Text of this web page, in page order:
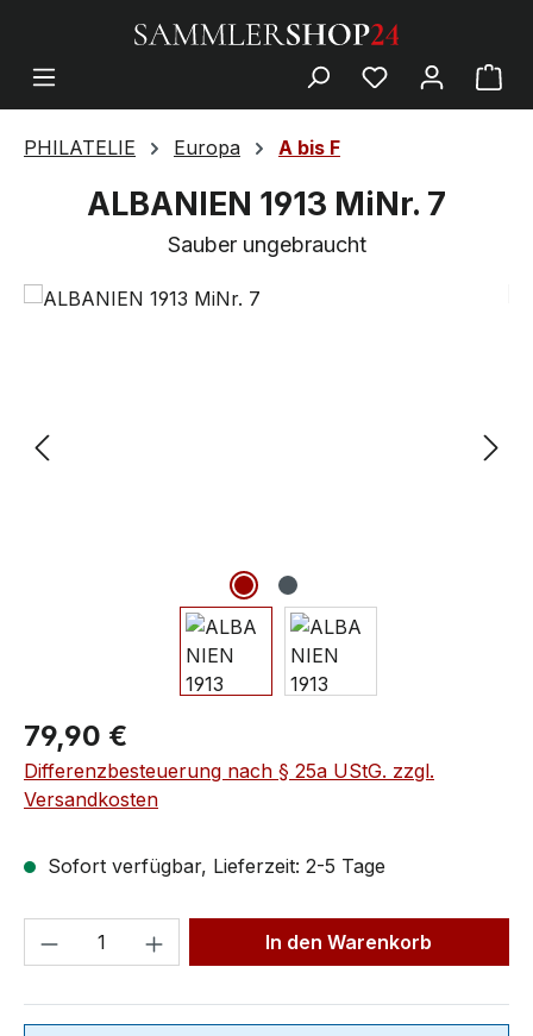
PHILATELIE Europa A bis F
ALBANIEN 1913 MiNr. 7
Sauber ungebraucht
79,90 €
Differenzbesteuerung nach § 25a UStG. zzgl.
Versandkosten
Sofort verfügbar, Lieferzeit: 2-5 Tage
In den Warenkorb